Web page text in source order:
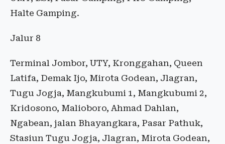
Halte Gamping.
Jalur 8
Terminal Jombor, UTY, Kronggahan, Queen
Latifa, Demak Ijo, Mirota Godean, Jlagran,
Tugu Jogja, Mangkubumi 1, Mangkubumi 2,
Kridosono, Malioboro, Ahmad Dahlan,
Ngabean, jalan Bhayangkara, Pasar Pathuk,
Stasiun Tugu Jogja, Jlagran, Mirota Godean,